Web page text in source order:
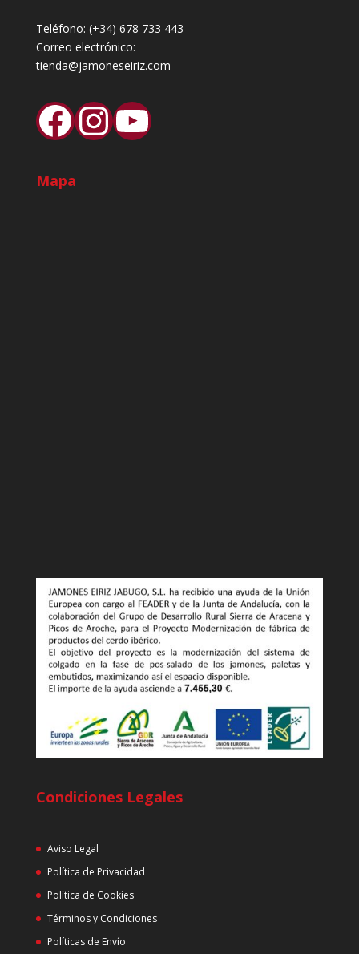
Teléfono: (+34) 678 733 443
Correo electrónico:
tienda@jamoneseiriz.com
Facebook
Instagram
YouTube
Mapa
Condiciones Legales
Aviso Legal
Política de Privacidad
Política de Cookies
Términos y Condiciones
Políticas de Envío